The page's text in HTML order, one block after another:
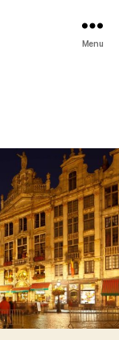
Menu